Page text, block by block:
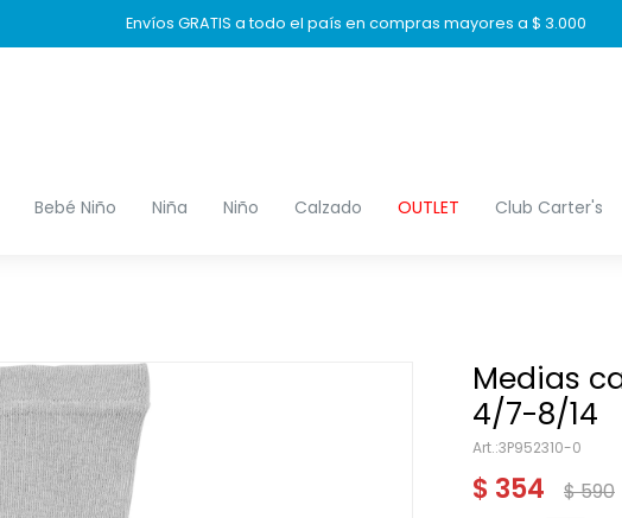
Envíos GRATIS a todo el país en compras mayores a $ 3.000
Bebé Niño Niña Niño Calzado OUTLET Club Carter's
Medias
4/7-8/14
3P952310-0
$ 354 $590